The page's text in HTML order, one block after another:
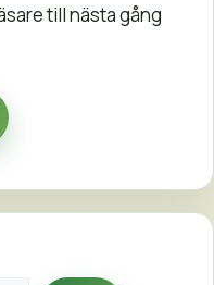
till nästa gång